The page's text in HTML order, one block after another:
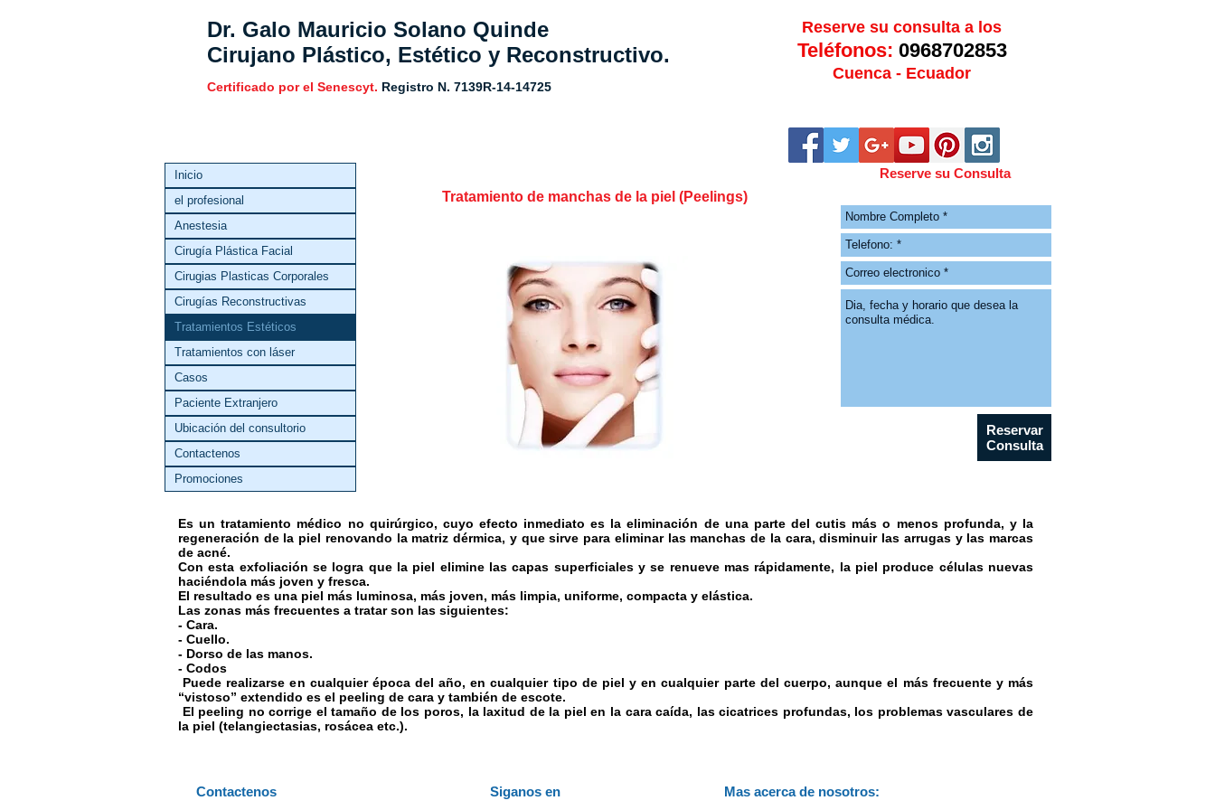
Reserve su consulta a los
Teléfonos: 0968702853
Cuenca - Ecuador
Dr. Galo Mauricio Solano Quinde
Cirujano Plástico, Estético y Reconstructivo.
Certificado por el Senescyt. Registro N. 7139R-14-14725
Inicio
el profesional
Anestesia
Cirugía Plástica Facial
Cirugias Plasticas Corporales
Cirugías Reconstructivas
Tratamientos Estéticos
Tratamientos con láser
Casos
Paciente Extranjero
Ubicación del consultorio
Contactenos
Promociones
Tratamiento de manchas de la piel (Peelings)
Reserve su Consulta
Es un tratamiento médico no quirúrgico, cuyo efecto inmediato es la eliminación de una parte del cutis más o menos profunda, y la
regeneración de la piel renovando la matriz dérmica, y que sirve para eliminar las manchas de la cara, disminuir las arrugas y las marcas
de acné.
Con esta exfoliación se logra que la piel elimine las capas superficiales y se renueve mas rápidamente, la piel produce células nuevas
haciéndola más joven y fresca.
El resultado es una piel más luminosa, más joven, más limpia, uniforme, compacta y elástica.
Las zonas más frecuentes a tratar son las siguientes:
- Cara.
- Cuello.
- Dorso de las manos.
- Codos
Puede realizarse en cualquier época del año, en cualquier tipo de piel y en cualquier parte del cuerpo, aunque el más frecuente y más
“vistoso” extendido es el peeling de cara y también de escote.
El peeling no corrige el tamaño de los poros, la laxitud de la piel en la cara caída, las cicatrices profundas, los problemas vasculares de
la piel (telangiectasias, rosácea etc.).
Reservar
Consulta
Contactenos Siganos en Mas acerca de nosotros: